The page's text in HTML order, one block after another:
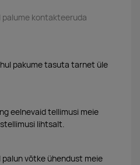
kontakteeruda
pakume tasuta tarnet üle
eelnevaid tellimusi meie
lihtsalt.
võtke ühendust meie